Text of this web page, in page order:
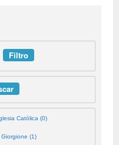
Católica (0)
Giorgione (1)